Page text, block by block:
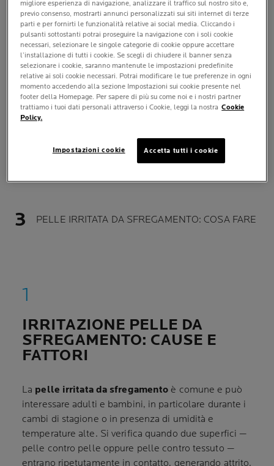
In questo articolo vedremocome lenire la pelle
irritata da sfregamentoe quali gesti adottare ogni
giorno per proteggerla, rinforzarla e favorire un aspetto
più uniforme, anche nelle zone più delicate.
IRRITAZIONE PELLE DA SFREGAMENTO: CAUSE
PREVENIRE LO SFREGAMENTO CUTANEO:
PELLE IRRITATA DA SFREGAMENTO: COSA FARE
IRRITAZIONE PELLE DA
SFREGAMENTO: CAUSE E
FATTORI
La pelle irritata da sfregamento è comune e può
interessare adulti e bambini, in particolare durante i
cambi di stagione o in presenza di umidità e
temperature alte. Si verifica quando due superfici —
pelle contro pelle oppure pelle contro tessuto —
entrano ripetutamente in contatto, generando attrito.
migliore esperienza di navigazione, analizzare il traffico sul nostro sito e,
previo consenso, mostrarti annunci personalizzati sui siti internet di terze
parti e per fornirti le funzionalità relative ai social media. Cliccando i
pulsanti sottostanti potrai proseguire la navigazione con i soli cookie
necessari, selezionare le singole categorie di cookie oppure accettare
l’installazione di tutti i cookie. Se scegli di chiudere il banner senza
selezionare i cookie, saranno mantenute le impostazioni predefinite
relative ai soli cookie necessari. Potrai modificare le tue preferenze in ogni
momento accedendo alla sezione Impostazioni sui cookie presente nel
footer della Homepage. Per sapere di più su come noi e i nostri partner
trattiamo i tuoi dati personali attraverso i Cookie, leggi la nostra Cookie
Policy.
Impostazioni cookie Accetta tutti i cookie